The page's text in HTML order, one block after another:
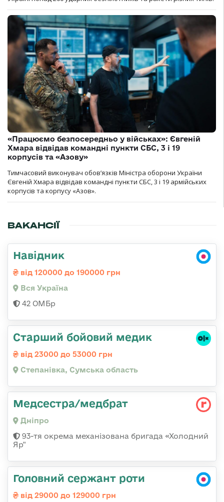
«Працюємо безпосередньо у військах»: Євгеній
Хмара відвідав командні пункти СБС, 3 і 19
корпусів та «Азову»
Тимчасовий виконувач обов’язків Міністра оборони України
Євгеній Хмара відвідав командні пункти СБС, 3 і 19 армійських
корпусів та корпусу «Азов».
ВАКАНСІЇ
Навідник
від 120000 до 190000 грн
Вся Україна
42 ОМБр
Старший бойовий медик
від 23000 до 53000 грн
Степанівка, Сумська область
Медсестра/медбрат
Дніпро
93-тя окрема механізована бригада «Холодний
Яр"
Головний сержант роти
від 29000 до 129000 грн